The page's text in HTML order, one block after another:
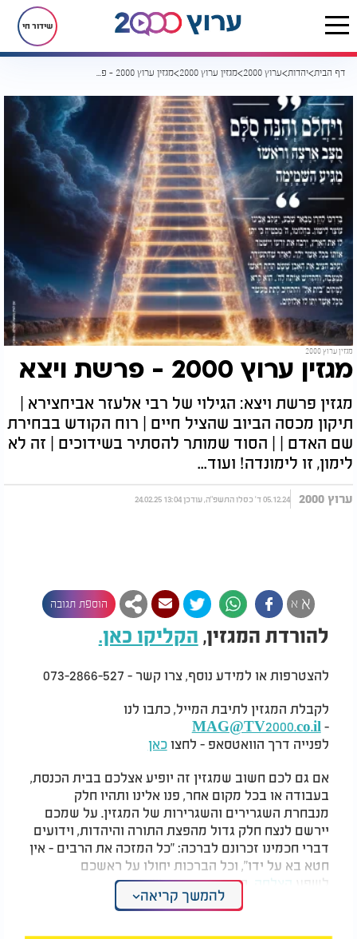
שידור חי
דף הבית יהדות ערוץ 2000 מגזין ערוץ 2000 מגזין ערוץ 2000 - פרשת ויצא
מגזין ערוץ 2000
מגזין ערוץ 2000 - פרשת ויצא
מגזין פרשת ויצא: הגילוי של רבי אלעזר אביחצירא |
תיקון מכסה הביוב שהציל חיים | רוח הקודש בבחירת
שם האדם | | הסוד שמותר להסתיר בשידוכים | זה לא
לימון, זו לימונדה! ועוד...
ערוץ 2000 05.12.24 ד' כסלו התשפ"ה, עודכן 13:04 24.02.25
א א הוספת תגובה
להורדת המגזין, הקליקו כאן.
להצטרפות או למידע נוסף, צרו קשר - 073-2866-527
לקבלת המגזין לתיבת המייל, כתבו לנו
-
MAG@TV2000.co.il
לפנייה דרך הוואטסאפ - לחצוכאן
אם גם לכם חשוב שמגזין זה יופיע אצלכם בבית הכנסת,
בעבודה או בכל מקום אחר, פנו אלינו ותהיו חלק
מנבחרת השגרירים והשגרירות של המגזין. על שמכם
יירשם לנצח חלק גדול מהפצת התורה והיהדות, וידועים
דברי חכמינו זכרונם לברכה: "כל המזכה את הרבים - אין
חטא בא על ידו", וכל הברכות יחולו על ראשכם
לשפע
הצלחה
, בריאות, נחת ואושר.
להמשך קריאה